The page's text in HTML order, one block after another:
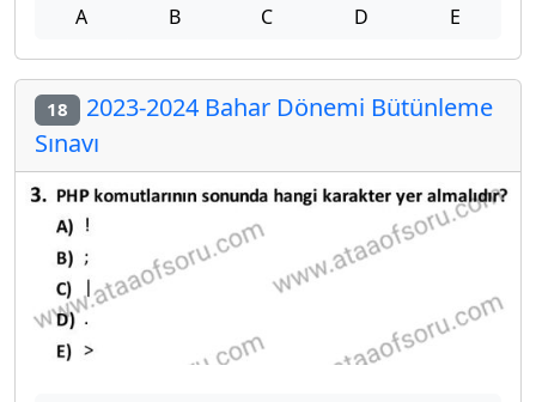
A B C D E
18 2023-2024 Bahar Dönemi Bütünleme
Sınavı